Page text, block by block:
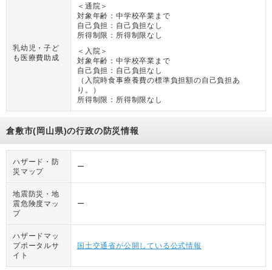
乳幼児・子ど
も医療費助成
＜通院＞
対象年齢： 中学校卒業まで
自己負担： 自己負担なし
所得制限： 所得制限なし
＜入院＞
対象年齢： 中学校卒業まで
自己負担： 自己負担なし
（ 入院時食事療養費の標準負担額の自己負担あ
り。
）
所得制限： 所得制限なし
倉敷市(岡山県)の行政の防災情報
ハザード・防
災マップ
ー
地震防災・地
震危険度マッ
プ
ー
ハザードマッ
プポータルサ
イト
国土交通省が公開している公式情報